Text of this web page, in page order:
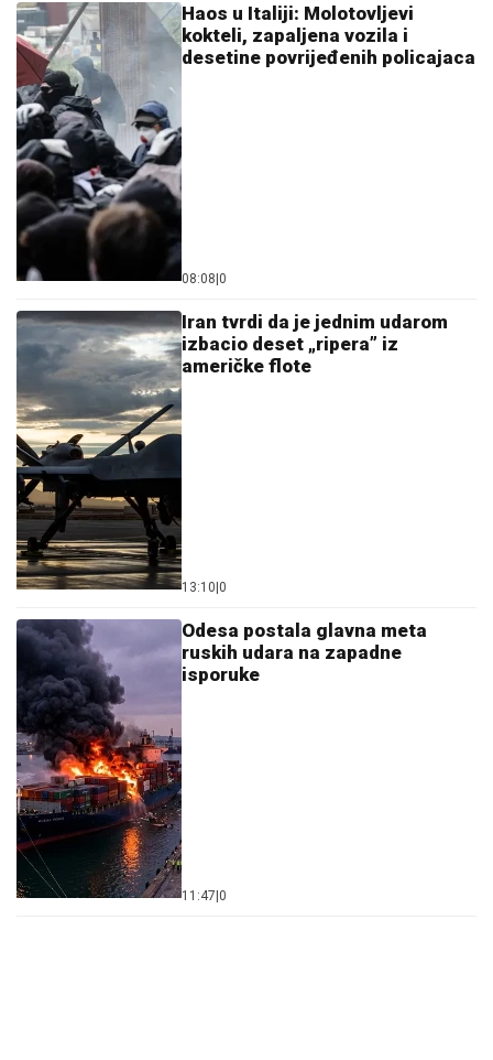
Haos u Italiji: Molotovljevi
kokteli, zapaljena vozila i
desetine povrijeđenih policajaca
08:08|0
Iran tvrdi da je jednim udarom
izbacio deset „ripera” iz
američke flote
13:10|0
Odesa postala glavna meta
ruskih udara na zapadne
isporuke
11:47|0